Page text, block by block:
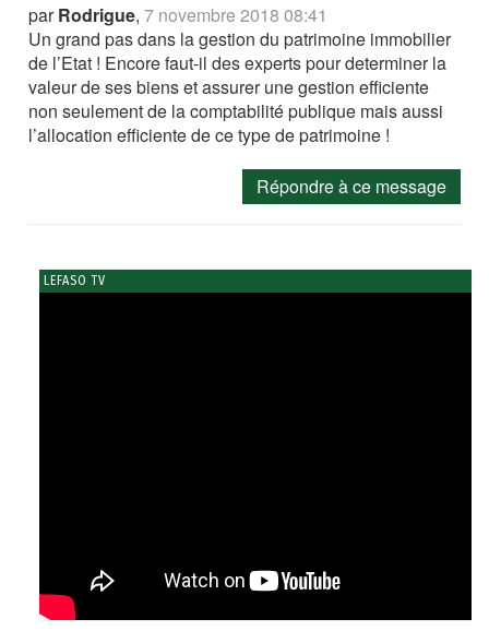
parRodrigue,7 novembre 2018 08:41
Un grand pas dans la gestion du patrimoine immobilier
de l’Etat ! Encore faut-il des experts pour determiner la
valeur de ses biens et assurer une gestion efficiente
non seulement de la comptabilité publique mais aussi
l’allocation efficiente de ce type de patrimoine !
Répondre à ce message
LEFASO TV